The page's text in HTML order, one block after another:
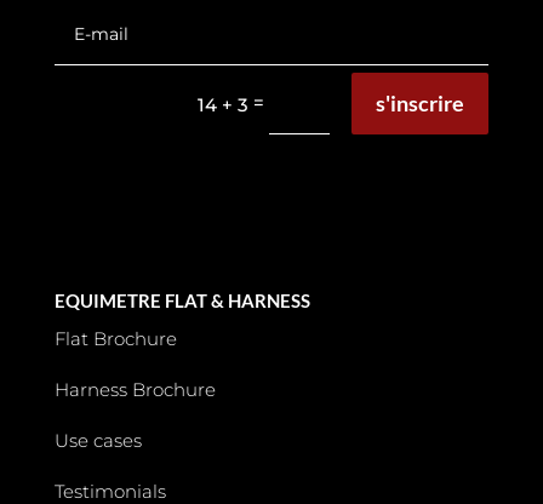
14 + 3 = s'inscrire
EQUIMETRE FLAT & HARNESS
Flat Brochure
Harness Brochure
Use cases
Testimonials